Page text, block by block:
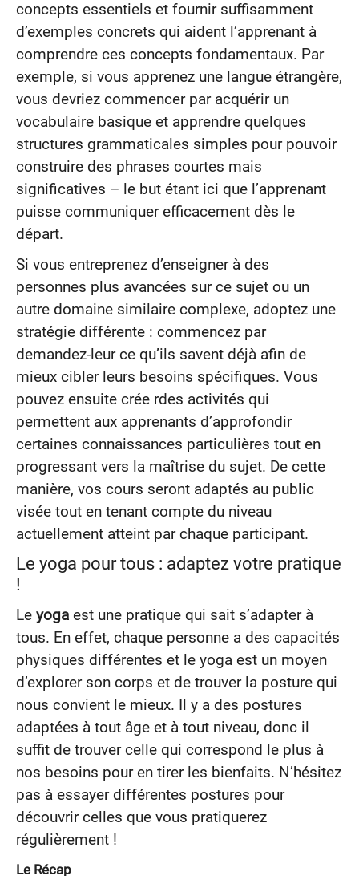
concepts essentiels et fournir suffisamment
d’exemples concrets qui aident l’apprenant à
comprendre ces concepts fondamentaux. Par
exemple, si vous apprenez une langue étrangère,
vous devriez commencer par acquérir un
vocabulaire basique et apprendre quelques
structures grammaticales simples pour pouvoir
construire des phrases courtes mais
significatives – le but étant ici que l’apprenant
puisse communiquer efficacement dès le
départ.
Si vous entreprenez d’enseigner à des
personnes plus avancées sur ce sujet ou un
autre domaine similaire complexe, adoptez une
stratégie différente : commencez par
demandez-leur ce qu’ils savent déjà afin de
mieux cibler leurs besoins spécifiques. Vous
pouvez ensuite crée rdes activités qui
permettent aux apprenants d’approfondir
certaines connaissances particulières tout en
progressant vers la maîtrise du sujet. De cette
manière, vos cours seront adaptés au public
visée tout en tenant compte du niveau
actuellement atteint par chaque participant.
Le yoga pour tous : adaptez votre pratique
!
Le yoga est une pratique qui sait s’adapter à
tous. En effet, chaque personne a des capacités
physiques différentes et le yoga est un moyen
d’explorer son corps et de trouver la posture qui
nous convient le mieux. Il y a des postures
adaptées à tout âge et à tout niveau, donc il
suffit de trouver celle qui correspond le plus à
nos besoins pour en tirer les bienfaits. N’hésitez
pas à essayer différentes postures pour
découvrir celles que vous pratiquerez
régulièrement !
Le Récap